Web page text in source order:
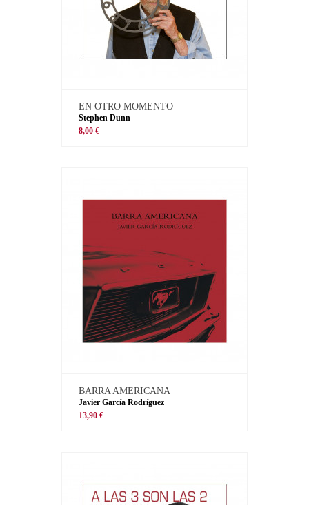
EN OTRO MOMENTO
Stephen Dunn
8,00 €
BARRA AMERICANA
Javier García Rodríguez
13,90 €